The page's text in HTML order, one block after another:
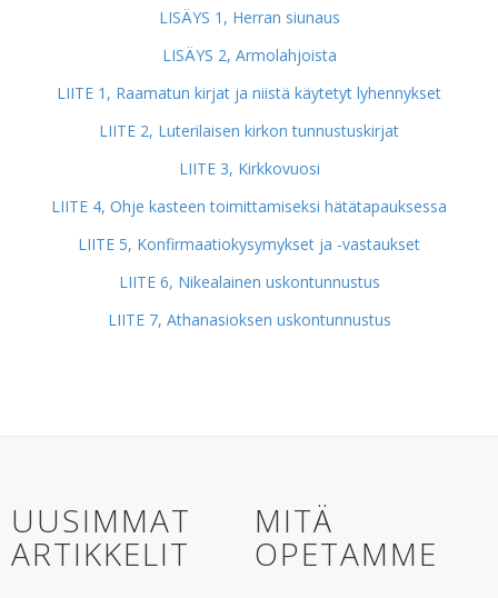
LISÄYS 1, Herran siunaus
LISÄYS 2, Armolahjoista
LIITE 1, Raamatun kirjat ja niistä käytetyt lyhennykset
LIITE 2, Luterilaisen kirkon tunnustuskirjat
LIITE 3, Kirkkovuosi
LIITE 4, Ohje kasteen toimittamiseksi hätätapauksessa
LIITE 5, Konfirmaatiokysymykset ja -vastaukset
LIITE 6, Nikealainen uskontunnustus
LIITE 7, Athanasioksen uskontunnustus
UUSIMMAT
ARTIKKELIT
MITÄ
OPETAMME